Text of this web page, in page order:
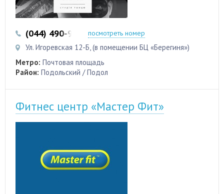
(044) 490-90-99посмотреть номер
Ул. Игоревская 12-Б, (в помещении БЦ «Берегиня»)
Метро: Почтовая площадь
Район: Подольский / Подол
Фитнес центр «Мастер Фит»